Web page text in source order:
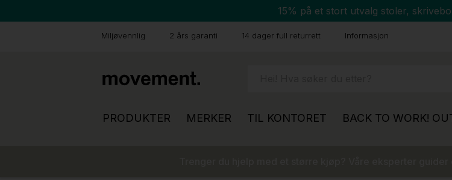
15% på et stort utvalg stoler,
Miljøvennlig 2 års garanti 14 dager full returrett Informasjon
PRODUKTER MERKER TIL KONTORET BACK TO WORK!